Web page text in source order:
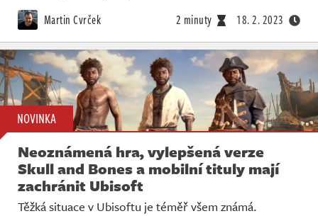
Martin Cvrček 2 minuty 18. 2. 2023
NOVINKA
Neoznámená hra, vylepšená verze
Skull and Bones a mobilní tituly mají
zachránit Ubisoft
Těžká situace v Ubisoftu je téměř všem známá.